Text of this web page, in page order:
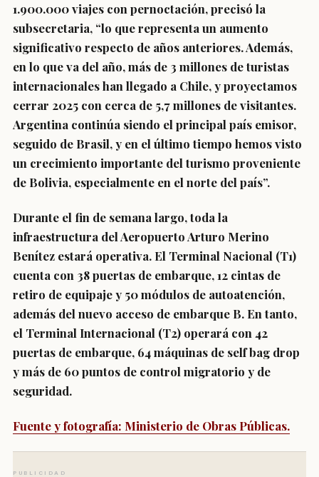
1.900.000 viajes con pernoctación, precisó la
subsecretaria, “lo que representa un aumento
significativo respecto de años anteriores. Además,
en lo que va del año, más de 3 millones de turistas
internacionales han llegado a Chile, y proyectamos
cerrar 2025 con cerca de 5,7 millones de visitantes.
Argentina continúa siendo el principal país emisor,
seguido de Brasil, y en el último tiempo hemos visto
un crecimiento importante del turismo proveniente
de Bolivia, especialmente en el norte del país”.
Durante el fin de semana largo, toda la
infraestructura del Aeropuerto Arturo Merino
Benítez estará operativa. El Terminal Nacional (T1)
cuenta con 38 puertas de embarque, 12 cintas de
retiro de equipaje y 50 módulos de autoatención,
además del nuevo acceso de embarque B. En tanto,
el Terminal Internacional (T2) operará con 42
puertas de embarque, 64 máquinas de self bag drop
y más de 60 puntos de control migratorio y de
seguridad.
Fuente y fotografía: Ministerio de Obras Públicas.
PUBLICIDAD